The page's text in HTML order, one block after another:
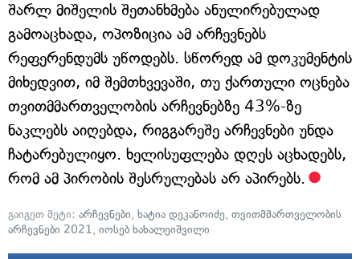
შარლ მიშელის შეთანხმება ანულირებულად
გამოაცხადა, ოპოზიცია ამ არჩევნებს
რეფერენდუმს უწოდებს. სწორედ ამ დოკუმენტის
მიხედვით, იმ შემთხვევაში, თუ ქართული ოცნება
თვითმმართველობის არჩევნებზე 43%-ზე
ნაკლებს აიღებდა, რიგგარეშე არჩევნები უნდა
ჩატარებულიყო. ხელისუფლება დღეს აცხადებს,
რომ ამ პირობის შესრულებას არ აპირებს.
გაიგეთ მეტი: არჩევნები, ხატია დეკანოიძე, თვითმმართველობის
არჩევნები 2021, იოსებ ხახალეიშვილი